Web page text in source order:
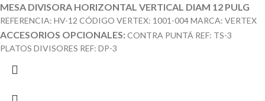
MESA DIVISORA HORIZONTAL VERTICAL DIAM 12 PULG
REFERENCIA: HV-12 CÓDIGO VERTEX: 1001-004 MARCA: VERTEX
ACCESORIOS OPCIONALES:CONTRA PUNTÁ REF: TS-3
PLATOS DIVISORES REF: DP-3